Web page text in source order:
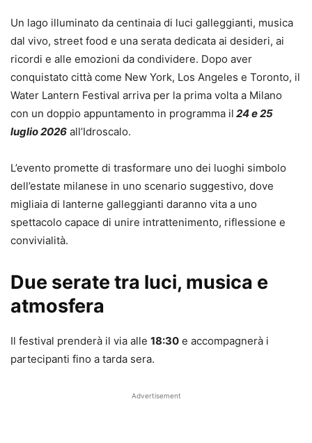
Un lago illuminato da centinaia di luci galleggianti, musica
dal vivo, street food e una serata dedicata ai desideri, ai
ricordi e alle emozioni da condividere. Dopo aver
conquistato città come New York, Los Angeles e Toronto, il
Water Lantern Festival arriva per la prima volta a Milano
con un doppio appuntamento in programma il 24 e 25
luglio 2026 all’Idroscalo.
L’evento promette di trasformare uno dei luoghi simbolo
dell’estate milanese in uno scenario suggestivo, dove
migliaia di lanterne galleggianti daranno vita a uno
spettacolo capace di unire intrattenimento, riflessione e
convivialità.
Due serate tra luci, musica e
atmosfera
Il festival prenderà il via alle 18:30 e accompagnerà i
partecipanti fino a tarda sera.
Advertisement